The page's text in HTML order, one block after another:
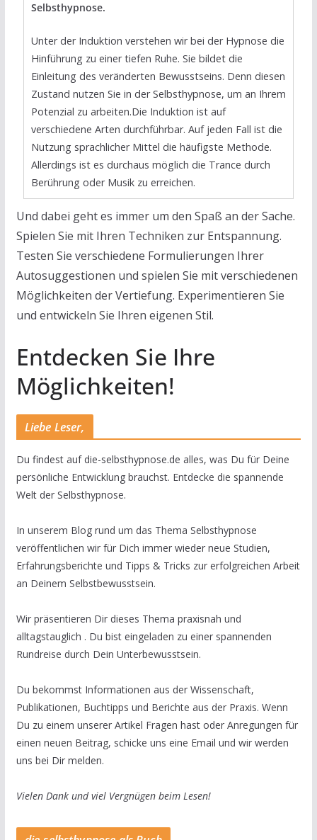
Selbsthypnose.
Unter der Induktion verstehen wir bei der Hypnose die
Hinführung zu einer tiefen Ruhe. Sie bildet die
Einleitung des veränderten Bewusstseins. Denn diesen
Zustand nutzen Sie in der Selbsthypnose, um an Ihrem
Potenzial zu arbeiten.Die Induktion ist auf
verschiedene Arten durchführbar. Auf jeden Fall ist die
Nutzung sprachlicher Mittel die häufigste Methode.
Allerdings ist es durchaus möglich die Trance durch
Berührung oder Musik zu erreichen.
Und dabei geht es immer um den Spaß an der Sache.
Spielen Sie mit Ihren Techniken zur Entspannung.
Testen Sie verschiedene Formulierungen Ihrer
Autosuggestionen und spielen Sie mit verschiedenen
Möglichkeiten der Vertiefung. Experimentieren Sie
und entwickeln Sie Ihren eigenen Stil.
Entdecken Sie Ihre
Möglichkeiten!
Liebe Leser,
Du findest auf die-selbsthypnose.de alles, was Du für Deine
persönliche Entwicklung brauchst. Entdecke die spannende
Welt der Selbsthypnose.
In unserem Blog rund um das Thema Selbsthypnose
veröffentlichen wir für Dich immer wieder neue Studien,
Erfahrungsberichte und Tipps & Tricks zur erfolgreichen Arbeit
an Deinem Selbstbewusstsein.
Wir präsentieren Dir dieses Thema praxisnah und
alltagstauglich . Du bist eingeladen zu einer spannenden
Rundreise durch Dein Unterbewusstsein.
Du bekommst Informationen aus der Wissenschaft,
Publikationen, Buchtipps und Berichte aus der Praxis. Wenn
Du zu einem unserer Artikel Fragen hast oder Anregungen für
einen neuen Beitrag, schicke uns eine Email und wir werden
uns bei Dir melden.
Vielen Dank und viel Vergnügen beim Lesen!